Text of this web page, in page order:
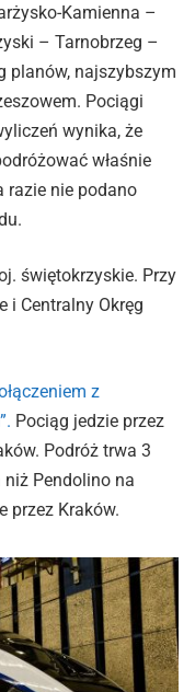
Kamienna –
– Tarnobrzeg –
planów, najszybszym
Pociągi
wynika, że
właśnie
razie nie podano
świętokrzyskie. Przy
i Centralny Okręg
z
Pociąg jedzie przez
Podróż trwa 3
Pendolino na
przez Kraków.